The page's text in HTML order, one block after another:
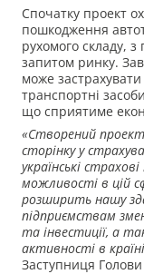
Спочатку проект
пошкодження
рухомого складу,
запитом ринку.
може
транспортні
що сприятиме
«Створений проект
сторінку у
українські
можливості в цій
розширить нашу
підприємствам
та інвестиції, а
активності в
Заступниця